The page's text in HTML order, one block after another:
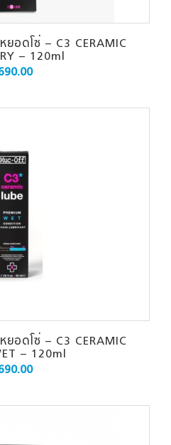
ยอดโซ่ – C3 CERAMIC
– 120ml
ยอดโซ่ – C3 CERAMIC
– 120ml